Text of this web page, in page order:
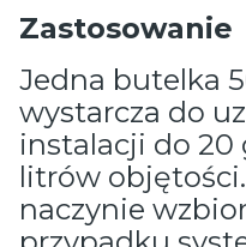
Zastosowanie
Jedna butelka
wystarcza do
instalacji do 20
litrów
naczynie